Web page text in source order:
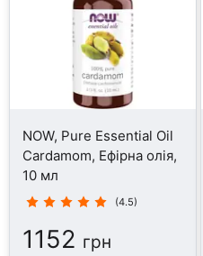
NOW, Pure Essential Oil
Cardamom, Ефірна олія,
10 мл
(4.5)
1152 грн